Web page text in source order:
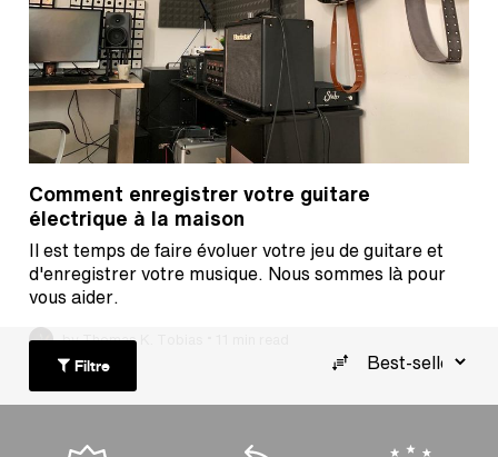
Filtre
Comment enregistrer votre guitare
électrique à la maison
Il est temps de faire évoluer votre jeu de guitare et
d'enregistrer votre musique. Nous sommes là pour
vous aider.
by Thomas K. Tobias